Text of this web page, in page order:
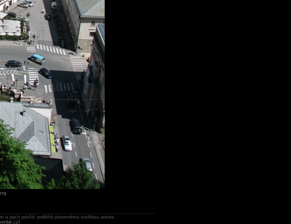
a jejich použití podléhá písemnému souhlasu autora.
]